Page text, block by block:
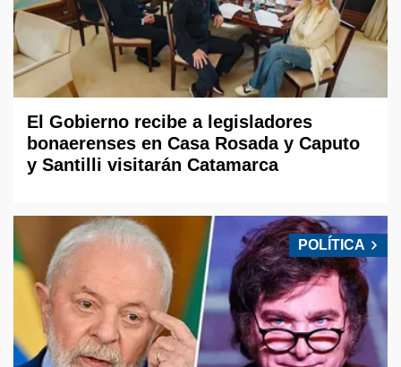
El Gobierno recibe a legisladores
bonaerenses en Casa Rosada y Caputo
y Santilli visitarán Catamarca
POLÍTICA